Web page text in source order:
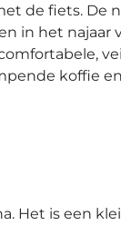
de fiets.
in het
koffie
Het is een